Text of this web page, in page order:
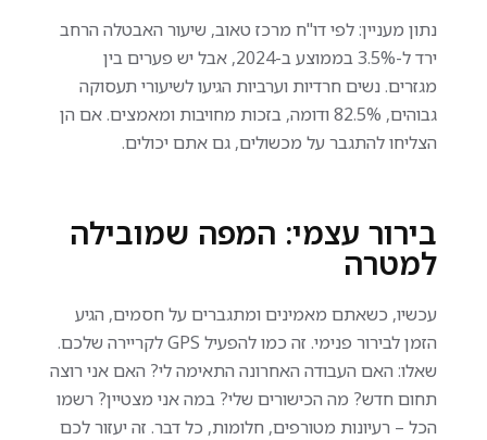
נתון מעניין: לפי דו"ח מרכז טאוב, שיעור האבטלה הרחב
ירד ל-3.5% בממוצע ב-2024, אבל יש פערים בין
מגזרים. נשים חרדיות וערביות הגיעו לשיעורי תעסוקה
גבוהים, 82.5% ודומה, בזכות מחויבות ומאמצים. אם הן
הצליחו להתגבר על מכשולים, גם אתם יכולים.
בירור עצמי: המפה שמובילה
למטרה
עכשיו, כשאתם מאמינים ומתגברים על חסמים, הגיע
הזמן לבירור פנימי. זה כמו להפעיל GPS לקריירה שלכם.
שאלו: האם העבודה האחרונה התאימה לי? האם אני רוצה
תחום חדש? מה הכישורים שלי? במה אני מצטיין? רשמו
הכל – רעיונות מטורפים, חלומות, כל דבר. זה יעזור לכם